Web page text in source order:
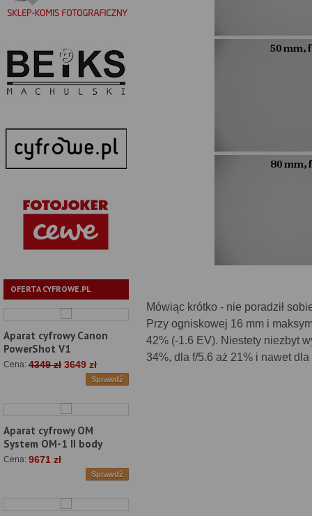
OFERTA CYFROWE.PL
Aparat cyfrowy Canon
PowerShot V1
Cena: 4349 zł 3649 zł
Sprawdź
Aparat cyfrowy OM
System OM-1 II body
Cena: 9671 zł
Sprawdź
Mówiąc krótko - nie poradził
Przy ogniskowej 16 mm i
42% (-1.6 EV). Niestety niezbyt
34%, dla f/5.6 aż 21% i nawet